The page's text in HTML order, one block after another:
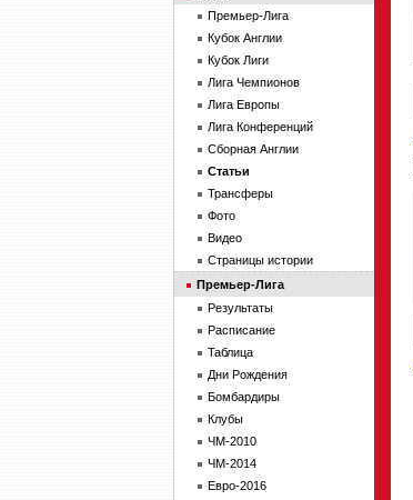
Премьер-Лига
Кубок Англии
Кубок Лиги
Лига Чемпионов
Лига Европы
Лига Конференций
Сборная Англии
Статьи
Трансферы
Фото
Видео
Страницы истории
Премьер-Лига
Результаты
Расписание
Таблица
Дни Рождения
Бомбардиры
Клубы
ЧМ-2010
ЧМ-2014
Евро-2016